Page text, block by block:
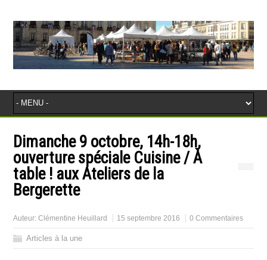
Dimanche 9 octobre, 14h-18h,
ouverture spéciale Cuisine / À
table ! aux Ateliers de la
Bergerette
Auteur:Clémentine Heuillard 15 septembre 2016 0 Commentaires
Articles à la une